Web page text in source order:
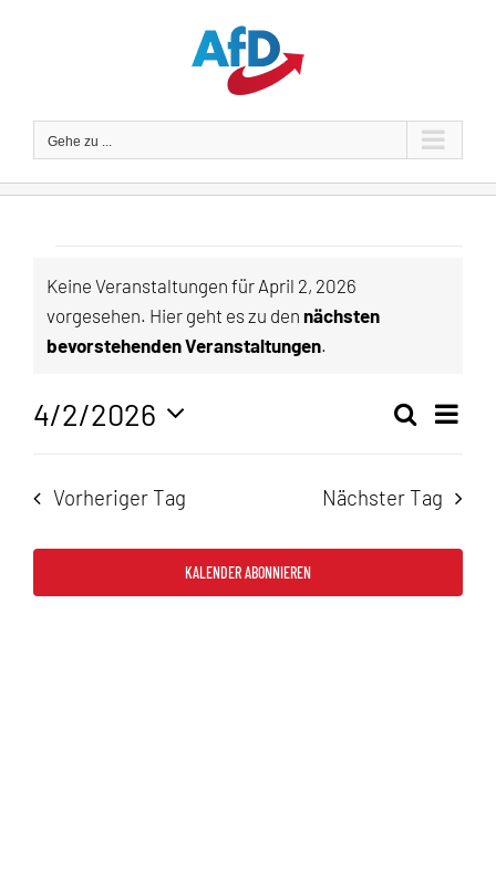
Gehe zu ...
Veranstaltungen
für
April
2026
Hinweis
Keine Veranstaltungen für April 2, 2026
vorgesehen. Hier geht es zu den nächsten
bevorstehenden Veranstaltungen.
Suche
Suche
Tag
4/2/2026
Vorheriger Tag Nächster Tag
KALENDER ABONNIEREN